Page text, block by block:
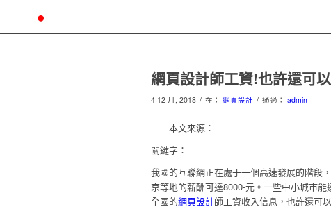
網頁設計師工資!也許還可
4 12 月, 2018 / 在： 網頁設計 / 通過： admin
本文來源：
關鍵字：
我國的互聯網正在處于一個高速發展的階段
京等地的薪酬可達8000-元。一些中小城市
全國的網頁設計師工資收入信息，也許還可